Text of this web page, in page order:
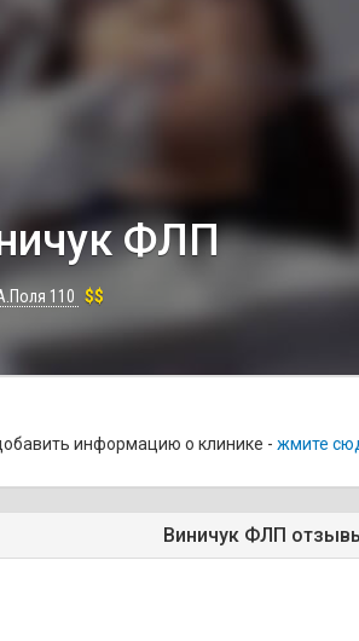
ФЛП
110 $$
информацию о клинике - жмите
Виничук ФЛП